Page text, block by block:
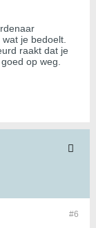
je bedoelt.
raakt dat je
op weg.
#6